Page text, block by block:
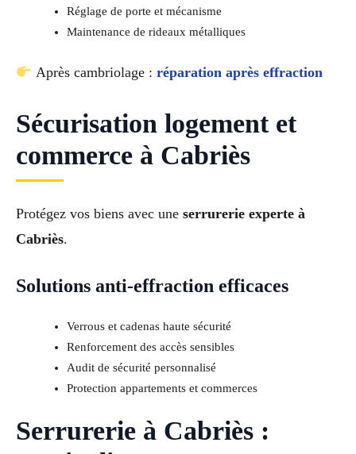
Réglage de porte et mécanisme
Maintenance de rideaux métalliques
Après cambriolage : réparation après effraction
Sécurisation logement et
commerce à Cabriès
Protégez vos biens avec une serrurerie experte à
Cabriès.
Solutions anti-effraction efficaces
Verrous et cadenas haute sécurité
Renforcement des accès sensibles
Audit de sécurité personnalisé
Protection appartements et commerces
Serrurerie à Cabriès :